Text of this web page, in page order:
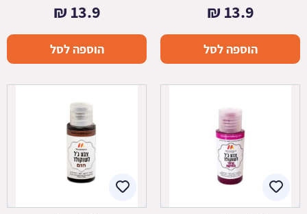
13.9
₪
הוספה לסל
13.9
₪
הוספה לסל